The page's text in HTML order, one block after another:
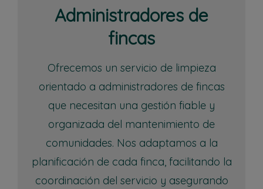
Administradores de
fincas
Ofrecemos un servicio de limpieza
orientado a administradores de fincas
que necesitan una gestión fiable y
organizada del mantenimiento de
comunidades. Nos adaptamos a la
planificación de cada finca, facilitando la
coordinación del servicio y asegurando